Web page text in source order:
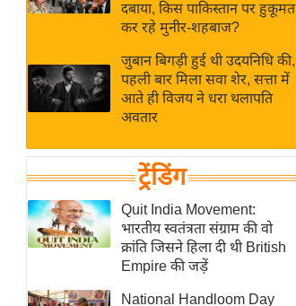
Videos
2026
ई-पेपर
मिसाल बेमिसाल
शख्सियत
यंग इंडिया
साहित्य जगत
ऑटो वर्ल्ड
न्यूज ब्रीफ
मनोरंजन जगत
बॉलीवुड
दबाया, किस पाकिस्तान पर हुकूमत
कर रहे मुनीर-शहबाज?
जुबान बिगड़ी हुई थी उदयनिधि की,
पहली बार मिला सवा शेर, सत्ता में
आते ही विजय ने धरा थलापति
अवतार
ट्रेंडिंग
Quit India Movement:
भारतीय स्वतंत्रता संग्राम की वो
क्रांति जिसने हिला दी थी British
Empire की जड़ें
National Handloom Day